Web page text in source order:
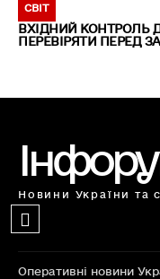
СВІТ
ВХІДНИЙ КОНТРОЛЬ
ПЕРЕВІРЯТИ ПЕРЕД
Новини України та
Оперативні новини